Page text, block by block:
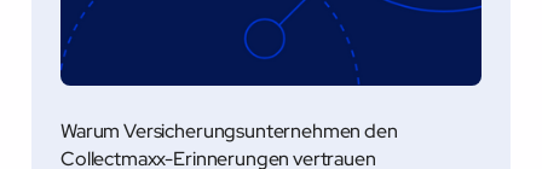
Warum Versicherungsunternehmen den
Collectmaxx-Erinnerungen vertrauen